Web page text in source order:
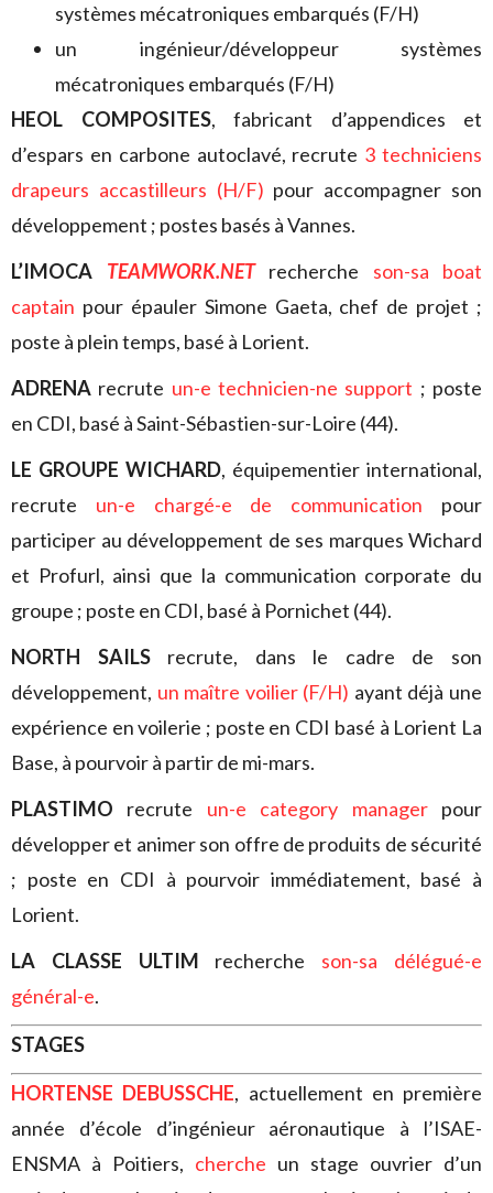
systèmes mécatroniques embarqués (F/H)
un ingénieur/développeur systèmes
mécatroniques embarqués (F/H)
HEOL COMPOSITES, fabricant d’appendices et
d’espars en carbone autoclavé, recrute 3 techniciens
drapeurs accastilleurs (H/F) pour accompagner son
développement ; postes basés à Vannes.
L’IMOCA TEAMWORK.NETrecherche son-sa boat
captain pour épauler Simone Gaeta, chef de projet ;
poste à plein temps, basé à Lorient.
ADRENA recrute un-e technicien-ne support ; poste
en CDI, basé à Saint-Sébastien-sur-Loire (44).
LE GROUPE WICHARD, équipementier international,
recrute un-e chargé-e de communication pour
participer au développement de ses marques Wichard
et Profurl, ainsi que la communication corporate du
groupe ; poste en CDI, basé à Pornichet (44).
NORTH SAILSrecrute, dans le cadre de son
développement, un maître voilier (F/H) ayant déjà une
expérience en voilerie ; poste en CDI basé à Lorient La
Base, à pourvoir à partir de mi-mars.
PLASTIMO recrute un-e category managerpour
développer et animer son offre de produits de sécurité
; poste en CDI à pourvoir immédiatement, basé à
Lorient.
LA CLASSE ULTIM recherche son-sa délégué-e
général-e.
STAGES
HORTENSE DEBUSSCHE, actuellement en première
année d’école d’ingénieur aéronautique à l’ISAE-
ENSMA à Poitiers, cherche un stage ouvrier d’un